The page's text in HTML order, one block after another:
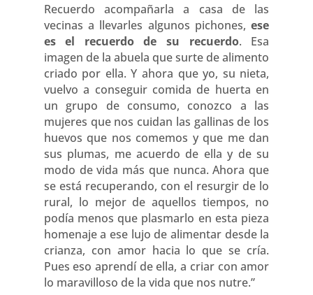
Recuerdo acompañarla a casa de las
vecinas a llevarles algunos pichones,ese
es el recuerdo de su recuerdo. Esa
imagen de la abuela que surte de alimento
criado por ella. Y ahora que yo, su nieta,
vuelvo a conseguir comida de huerta en
un grupo de consumo, conozco a las
mujeres que nos cuidan las gallinas de los
huevos que nos comemos y que me dan
sus plumas, me acuerdo de ella y de su
modo de vida más que nunca. Ahora que
se está recuperando, con el resurgir de lo
rural, lo mejor de aquellos tiempos, no
podía menos que plasmarlo en esta pieza
homenaje a ese lujo de alimentar desde la
crianza, con amor hacia lo que se cría.
Pues eso aprendí de ella, a criar con amor
lo maravilloso de la vida que nos nutre.”